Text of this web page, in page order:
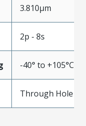
3.810µm
2p - 8s
-40° to +105°C
Through Hole